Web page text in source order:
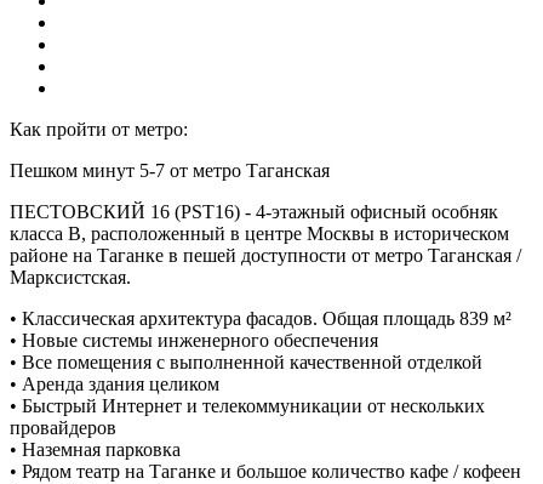
Как пройти от метро:
Пешком минут 5-7 от метро Таганская
ПЕСТОВСКИЙ 16 (PST16) - 4-этажный офисный особняк
класса В, расположенный в центре Москвы в историческом
районе на Таганке в пешей доступности от метро Таганская /
Марксистская.
• Классическая архитектура фасадов. Общая площадь 839 м²
• Новые системы инженерного обеспечения
• Все помещения с выполненной качественной отделкой
• Аренда здания целиком
• Быстрый Интернет и телекоммуникации от нескольких
провайдеров
• Наземная парковка
• Рядом театр на Таганке и большое количество кафе / кофеен